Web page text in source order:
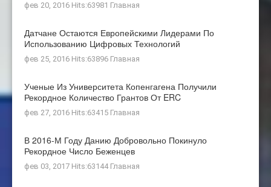
фев 20, 2016 Hits:63981 Главная
Датчане Остаются Европейскими Лидерами По
Использованию Цифровых Технологий
фев 25, 2016 Hits:63896 Главная
Ученые Из Университета Копенгагена Получили
Рекордное Количество Грантов От ERC
фев 27, 2016 Hits:63415 Главная
В 2016-М Году Данию Добровольно Покинуло
Рекордное Число Беженцев
фев 03, 2017 Hits:63144 Главная